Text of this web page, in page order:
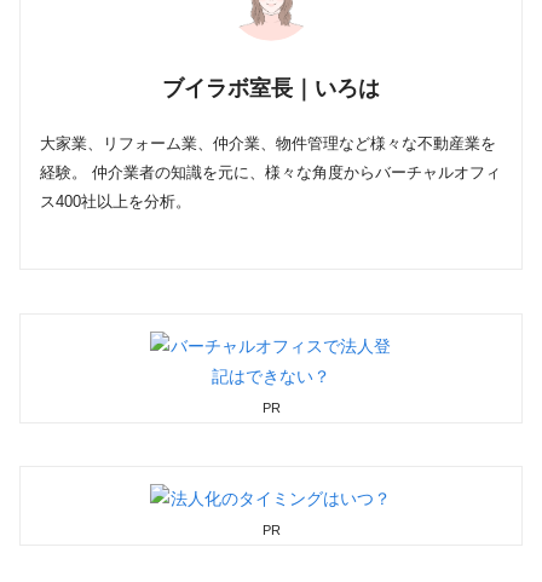
ブイラボ室長｜いろは
大家業、リフォーム業、仲介業、物件管理など様々な不動産業を
経験。 仲介業者の知識を元に、様々な角度からバーチャルオフィ
ス400社以上を分析。
PR
PR